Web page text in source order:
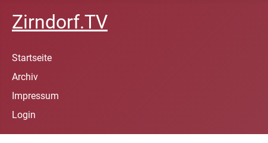
Zirndorf.TV
Startseite
Archiv
Impressum
Login